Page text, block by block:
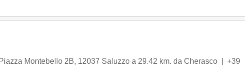
Piazza Montebello 2B, 12037 Saluzzo a 29.42 km. da Cherasco | +39